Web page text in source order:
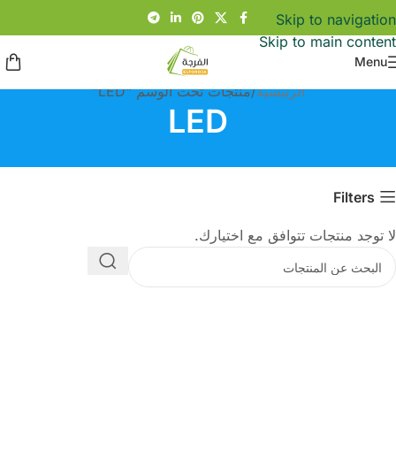
Skip to navigation
Skip to main content
Menu
الرئيسية منتجات تحت الوسم “LED”
LED
Filters
لا توجد منتجات تتوافق مع اختيارك.